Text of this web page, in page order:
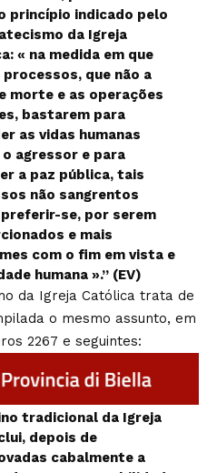
princípio indicado pelo
da Igreja
« na medida em que
que não a
morte e as operações
bastarem para
as vidas humanas
agressor e para
a paz pública, tais
não sangrentos
preferir-se, por serem
e mais
com o fim em vista e
humana ».” (EV)
da Igreja Católica trata de
o mesmo assunto, em
2267 e seguintes:
tradicional da Igreja
depois de
cabalmente a